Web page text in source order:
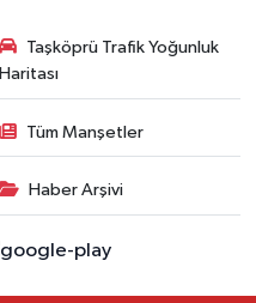
Taşköprü Trafik Yoğunluk
Haritası
Tüm Manşetler
Haber Arşivi